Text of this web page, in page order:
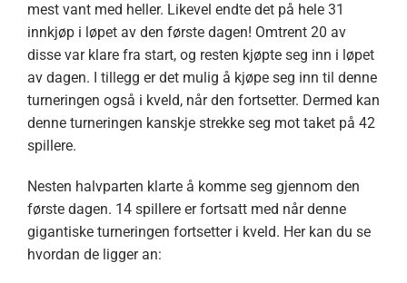
mest vant med heller. Likevel endte det på hele 31
innkjøp i løpet av den første dagen! Omtrent 20 av
disse var klare fra start, og resten kjøpte seg inn i løpet
av dagen. I tillegg er det mulig å kjøpe seg inn til denne
turneringen også i kveld, når den fortsetter. Dermed kan
denne turneringen kanskje strekke seg mot taket på 42
spillere.
Nesten halvparten klarte å komme seg gjennom den
første dagen. 14 spillere er fortsatt med når denne
gigantiske turneringen fortsetter i kveld. Her kan du se
hvordan de ligger an: